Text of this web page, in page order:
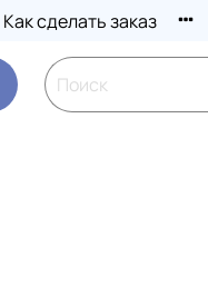
Как сделать заказ